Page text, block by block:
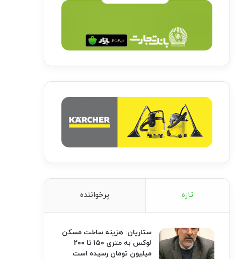
تازه پرخواننده
ستاریان: هزینه ساخت مسکن
لوکس به متری ۱۵۰ تا ۲۰۰
میلیون تومان رسیده است